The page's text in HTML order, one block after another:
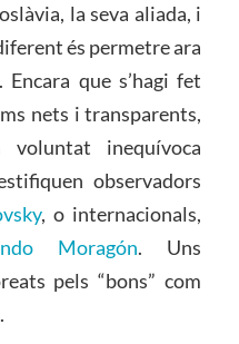
la seva aliada, i
és permetre ara
que s’hagi fet
nets i transparents,
inequívoca
observadors
, o internacionals,
Moragón. Uns
pels “bons” com